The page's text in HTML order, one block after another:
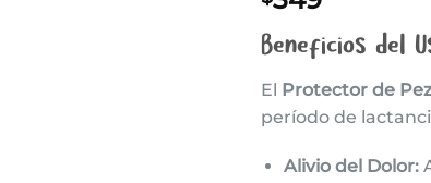
Beneficios del
El Protector de
período de
Alivio del Dolor: